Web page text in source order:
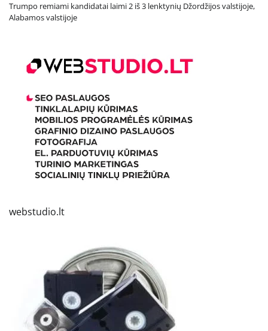
Trumpo remiami kandidatai laimi 2 iš 3 lenktynių Džordžijos valstijoje,
Alabamos valstijoje
webstudio.lt